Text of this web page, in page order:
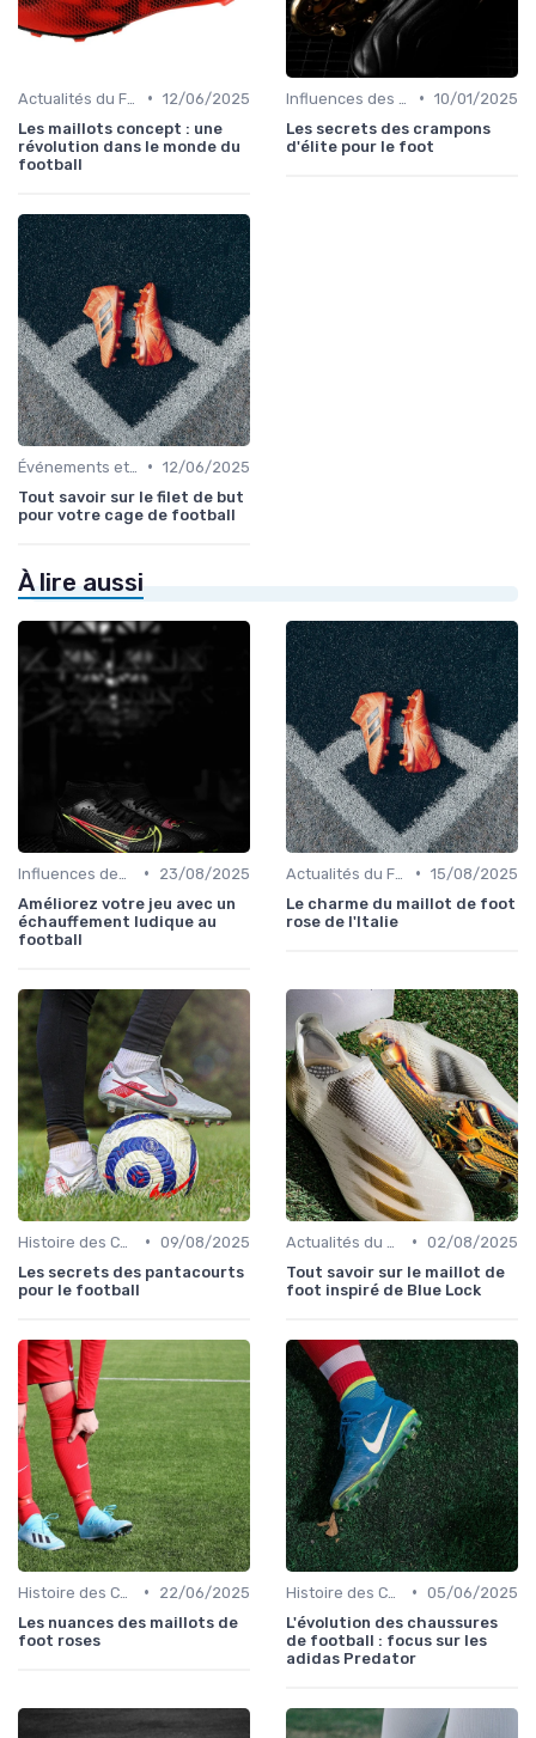
• 12/06/2025
Les maillots concept : une
révolution dans le monde du
football
• 10/01/2025
Les secrets des crampons
d'élite pour le foot
• 12/06/2025
Tout savoir sur le filet de but
pour votre cage de football
À lire aussi
•
23/08/2025
Améliorez votre jeu avec un
échauffement ludique au
football
• 15/08/2025
Le charme du maillot de foot
rose de l'Italie
• 09/08/2025
Les secrets des pantacourts
pour le football
• 02/08/2025
Tout savoir sur le maillot de
foot inspiré de Blue Lock
•
22/06/2025
Les nuances des maillots de
foot roses
• 05/06/2025
L'évolution des chaussures
de football : focus sur les
adidas Predator